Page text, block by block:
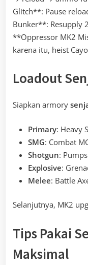
Glitch**: Pause
Bunker**: Resupply
**Oppressor MK2
karena itu, heist
Loadout
Siapkan armory
Primary: Heavy
SMG: Combat
Shotgun:
Explosive:
Melee: Battle
Selanjutnya, MK2
Tips Pakai
Maksimal